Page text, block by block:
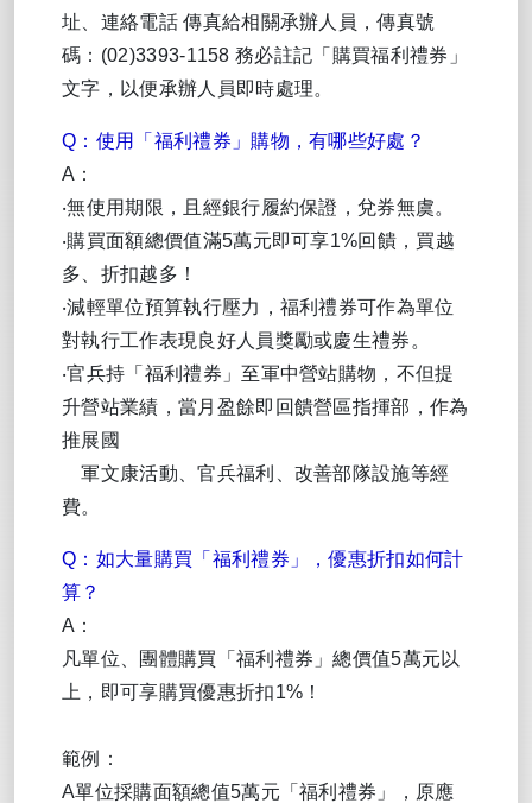
址、連絡電話 傳真給相關承辦人員，傳真號
碼：(02)3393-1158 務必註記「購買福利禮券」
文字，以便承辦人員即時處理。
Q：使用「福利禮券」購物，有哪些好處？
A：
‧無使用期限，且經銀行履約保證，兌券無虞。
‧購買面額總價值滿5萬元即可享1%回饋，買越
多、折扣越多！
‧減輕單位預算執行壓力，福利禮券可作為單位
對執行工作表現良好人員獎勵或慶生禮券。
‧官兵持「福利禮券」至軍中營站購物，不但提
升營站業績，當月盈餘即回饋營區指揮部，作為
推展國
軍文康活動、官兵福利、改善部隊設施等經
費。
Q：如大量購買「福利禮券」，優惠折扣如何計
算？
A：
凡單位、團體購買「福利禮券」總價值5萬元以
上，即可享購買優惠折扣1%！
範例：
A單位採購面額總值5萬元「福利禮券」，原應